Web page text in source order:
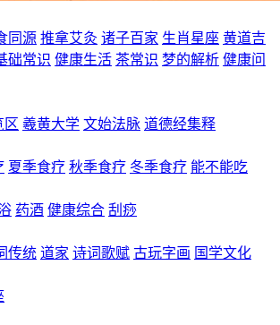
同源 推拿艾灸 诸子百家 生肖星座 黄道吉
础常识 健康生活 茶常识 梦的解析 健康问
区 羲黄大学 文始法脉 道德经集释
夏季食疗 秋季食疗 冬季食疗 能不能吃
药酒 健康综合 刮痧
传统 道家 诗词歌赋 古玩字画 国学文化